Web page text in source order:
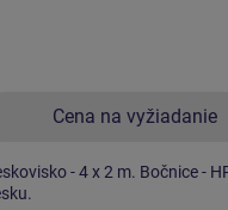
Cena na vyžiadanie
- 4 x 2 m. Bočnice -